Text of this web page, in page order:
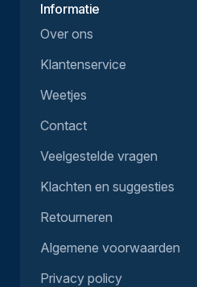
Informatie
Over ons
Klantenservice
Weetjes
Contact
Veelgestelde vragen
Klachten en suggesties
Retourneren
Algemene voorwaarden
Privacy policy